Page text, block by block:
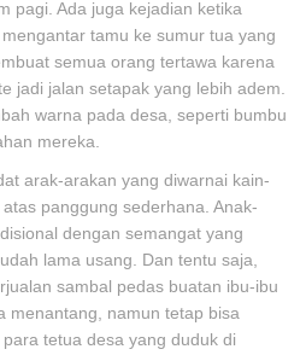
pagi. Ada juga kejadian ketika
tamu ke sumur tua yang
semua orang tertawa karena
jadi jalan setapak yang lebih adem.
warna pada desa, seperti bumbu
mereka.
arak-arakan yang diwarnai kain-
panggung sederhana. Anak-
dengan semangat yang
lama usang. Dan tentu saja,
sambal pedas buatan ibu-ibu
menantang, namun tetap bisa
tetua desa yang duduk di